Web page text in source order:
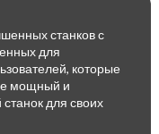
станков с
для
которые
мощный и
для своих